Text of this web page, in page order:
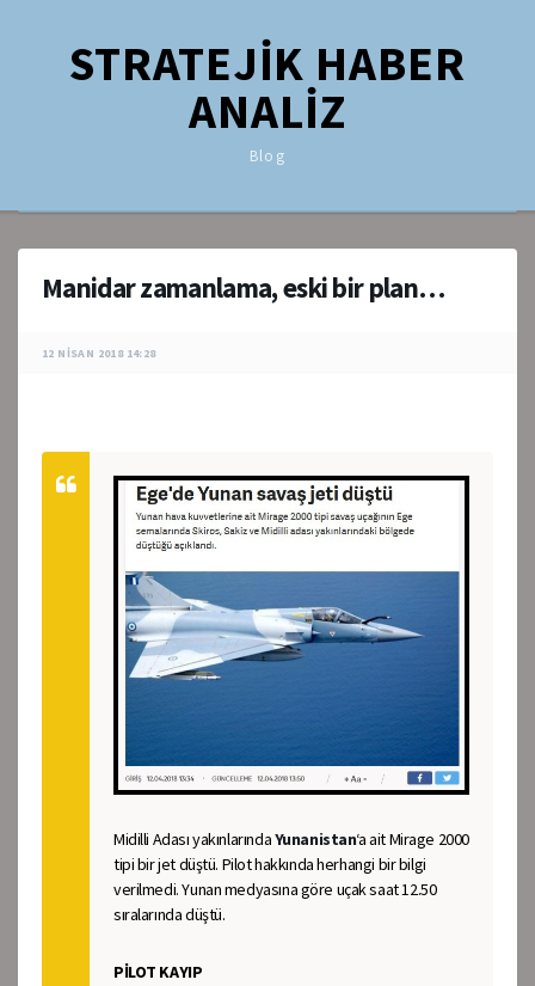
STRATEJİK HABER
ANALİZ
Blog
Manidar zamanlama, eski bir plan…
12 NISAN 2018 14:28
Midilli Adası yakınlarındaYunanistan‘a ait Mirage 2000
tipi bir jet düştü. Pilot hakkında herhangi bir bilgi
verilmedi. Yunan medyasına göre uçak saat 12.50
sıralarında düştü.
PİLOT KAYIP